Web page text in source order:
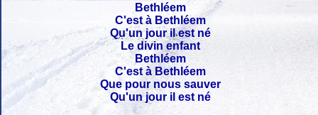
Bethléem
C'est à Bethléem
Qu'un jour il est né
Le divin enfant
Bethléem
C'est à Bethléem
Que pour nous sauver
Qu'un jour il est né